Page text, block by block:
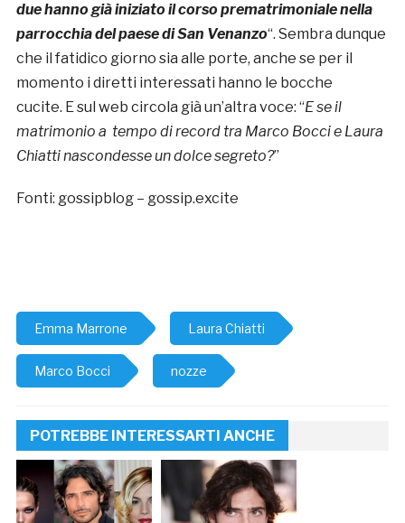
due hanno già iniziato il corso prematrimoniale nella
parrocchia del paese di San Venanzo“. Sembra dunque
che il fatidico giorno sia alle porte, anche se per il
momento i diretti interessati hanno le bocche
cucite. E sul web circola già un’altra voce: “E se il
matrimonio a tempo di record tra Marco Bocci e Laura
Chiatti nascondesse un dolce segreto?”
Fonti: gossipblog – gossip.excite
Emma Marrone Laura Chiatti
Marco Bocci nozze
POTREBBE INTERESSARTI ANCHE